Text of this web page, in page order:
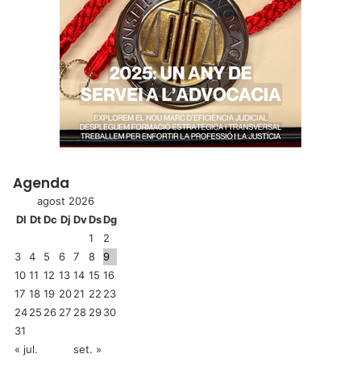
Agenda
agost 2026
Dl DtDc Dj DvDsDg
1
2
3
4 5 6 7 8
9
10 11 12 13 14 15 16
17 18 19 2021 22 23
2425 26 27 28 2930
31
« jul.
set. »